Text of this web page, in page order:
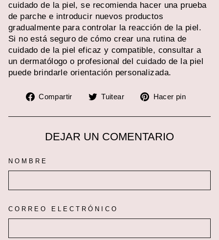
cuidado de la piel, se recomienda hacer una prueba
de parche e introducir nuevos productos
gradualmente para controlar la reacción de la piel.
Si no está seguro de cómo crear una rutina de
cuidado de la piel eficaz y compatible, consultar a
un dermatólogo o profesional del cuidado de la piel
puede brindarle orientación personalizada.
Compartir
Compartir
Facebook
Tuitear
Tuitear
Twitter
Hacer pin
DEJAR UN COMENTARIO
NOMBRE
CORREO ELECTRÓNICO